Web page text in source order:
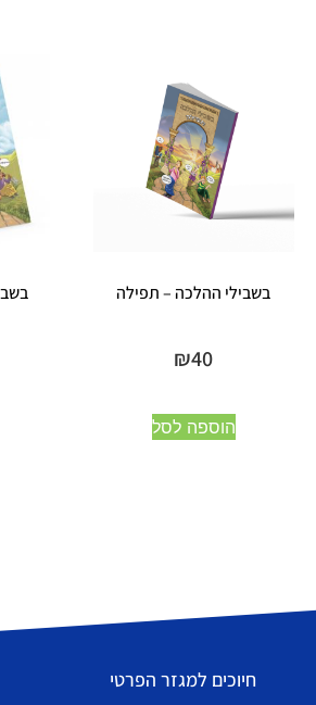
בשבילי ההלכה – תפילה
₪40
הוספה לסל
חיוכים למגזר הפרטי